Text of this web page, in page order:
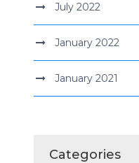
July 2022
January 2022
January 2021
Categories